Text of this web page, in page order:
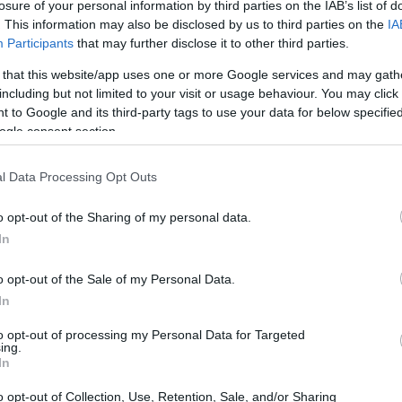
of your personal information by third parties on the IAB’s list of
This information may also be disclosed by us to third parties on the
Participants that may further disclose it to other third parties.
that this website/app uses one or more Google services and may
but not limited to your visit or usage behaviour. You may
to Google and its third-party tags to use your data for below
consent section.
Data Processing Opt Outs
opt-out of the Sharing of my personal data.
opt-out of the Sale of my Personal Data.
opt-out of processing my Personal Data for Targeted
opt-out of Collection, Use, Retention, Sale, and/or Sharing
a Pamplona (ore 16.15). Il tecnico
come Natan, Bartra, Sabaly, Chimy
durante la pausa. Pellegrini ha
della squadra di dimostrare il loro
far vedere perché si è qui”, ha
Ha anche dichiarato che le squadre
infortuni nel corso dell’anno e
disposizione: “Se mancano, non ci sono
per le concomitanze delle assenze di
che sono tutti nella stessa
gruppo e rendendo necessarie nuove
che al momento sono disponibili solo
centrali, oltre a Mateo Flores, l’unico a
squadra. Con così tante mancanze,